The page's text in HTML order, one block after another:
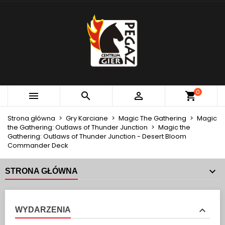
   0
Strona główna Gry Karciane Magic The Gathering
Magic
the Gathering: Outlaws of Thunder Junction
Magic the
Gathering: Outlaws of Thunder Junction - Desert Bloom
Commander Deck
STRONA GŁÓWNA
WYDARZENIA
MOJE LISTY ŻYCZEŃ
Utwórz nową listę
UTWÓRZ LISTĘ ŻYCZEŃ
Utwórz listę życzeń
ZALOGUJ SIĘ
MUSISZ BYĆ ZALOGOWANY BY ZAPISAĆ PRODUKTY
NA SWOJEJ LIŚCIE ŻYCZEŃ.
Anuluj Zaloguj się